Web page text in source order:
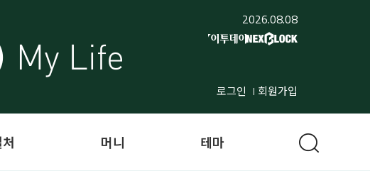
2026.08.08
로그인 회원가입
머니 테마